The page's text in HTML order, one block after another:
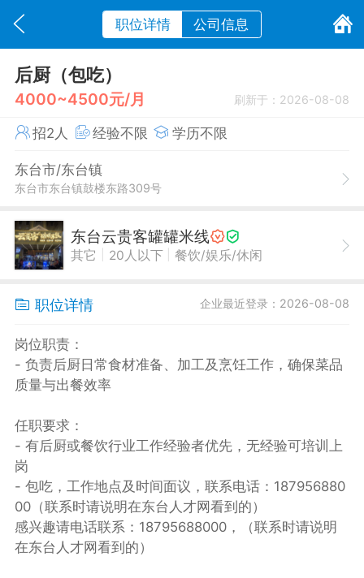
职位详情 公司信息
后厨（包吃）
4000~4500元/月 刷新于：2026-08-08
招2人 经验不限 学历不限
东台市/东台镇
东台市东台镇鼓楼东路309号
东台云贵客罐罐米线
其它 20人以下 餐饮/娱乐/休闲
职位详情 企业最近登录：2026-08-08
岗位职责：
- 负责后厨日常食材准备、加工及烹饪工作，确保菜品
质量与出餐效率
任职要求：
- 有后厨或餐饮行业工作经验者优先，无经验可培训上
岗
- 包吃，工作地点及时间面议，联系电话：187956880
00（联系时请说明在东台人才网看到的）
感兴趣请电话联系：18795688000，（联系时请说明
在东台人才网看到的）